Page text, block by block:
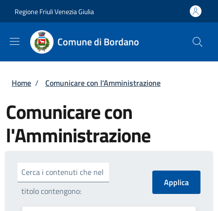
Regione Friuli Venezia Giulia
Comune di Bordano
Briciole di pane
Home / Comunicare con l'Amministrazione
Comunicare con
l'Amministrazione
Cerca i contenuti che nel
titolo contengono: